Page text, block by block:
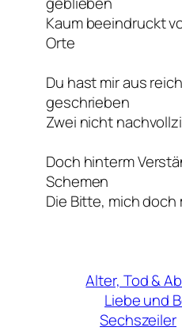
Kaum beeindruckt
Orte
Du hast mir aus
geschrieben
Zwei nicht
Doch hinterm
Schemen
Die Bitte, mich
Alter, Tod &
Liebe und
Sechszeiler